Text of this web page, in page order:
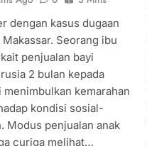
dengan kasus dugaan
Seorang ibu
penjualan bayi
2 bulan kepada
kemarahan
kondisi sosial-
Modus penjualan anak
curiga melihat…